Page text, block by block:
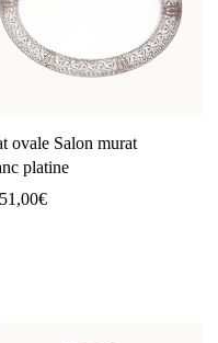
ovale Salon murat
platine
€